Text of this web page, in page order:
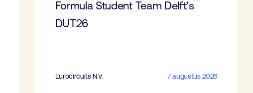
Formula Student Team Delft’s
DUT26
Eurocircuits N.V. 7 augustus 2026